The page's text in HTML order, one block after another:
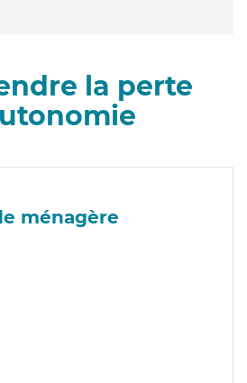
la perte
ménagère